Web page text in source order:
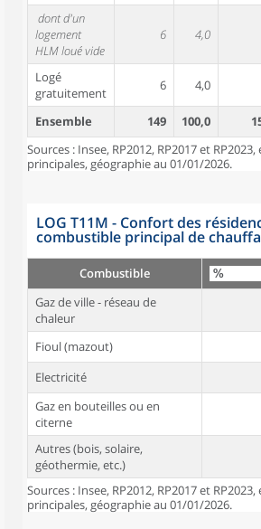
dont d'un
logement
HLM loué vide
6 4,0
Logé
gratuitement
6 4,0
Ensemble 149 100,0
Sources : Insee, RP2012, RP2017 et
principales, géographie au 01/01/2026.
LOG T11M - Confort des
combustible principal de
Combustible
Gaz de ville - réseau de
chaleur
Fioul (mazout)
Electricité
Gaz en bouteilles ou en
citerne
Autres (bois, solaire,
géothermie, etc.)
Sources : Insee, RP2012, RP2017 et
principales, géographie au 01/01/2026.